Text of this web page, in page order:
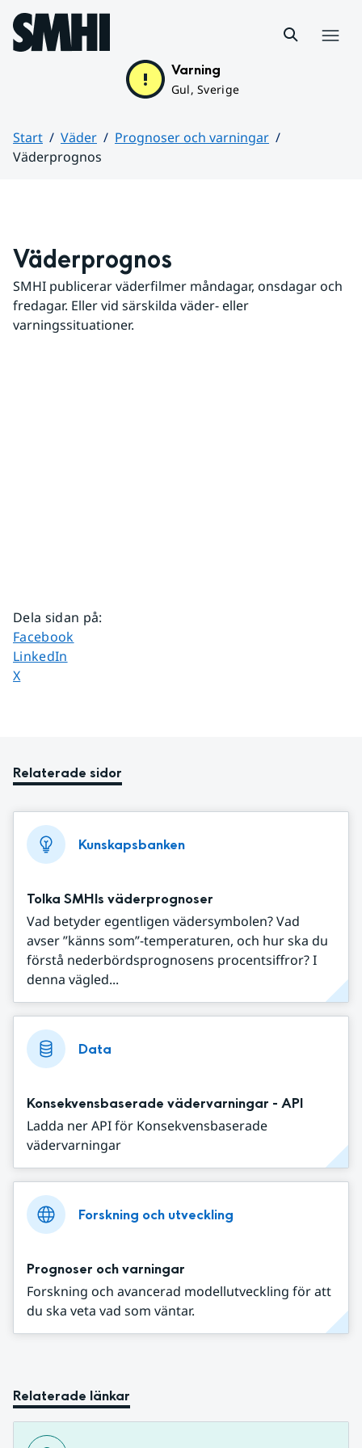
Hoppa till sidans innehåll
Varning
Gul, Sverige
Start Väder
Prognoser och varningar
Väderprognos
Väderprognos
SMHI publicerar väderfilmer måndagar, onsdagar och
fredagar. Eller vid särskilda väder- eller
varningssituationer.
Dela sidan på:
Dela sidan på
Facebook
Dela sidan på
LinkedIn
Dela sidan på
X
Relaterade sidor
Kunskapsbanken
Tolka SMHIs väderprognoser
Vad betyder egentligen vädersymbolen? Vad
avser ”känns som”-temperaturen, och hur ska du
förstå nederbördsprognosens procentsiffror? I
denna vägled...
Data
Konsekvensbaserade vädervarningar - API
Ladda ner API för Konsekvensbaserade
vädervarningar
Forskning och utveckling
Prognoser och varningar
Forskning och avancerad modellutveckling för att
du ska veta vad som väntar.
Relaterade länkar